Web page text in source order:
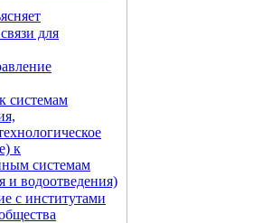
для
системам
к
системам
и водоотведения)
с институтами